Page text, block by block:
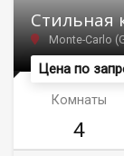
Цена по
Стильная
Monte-Carlo
Комнаты
4